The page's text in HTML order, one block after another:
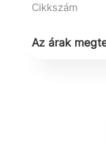
Cikkszám
Az árak